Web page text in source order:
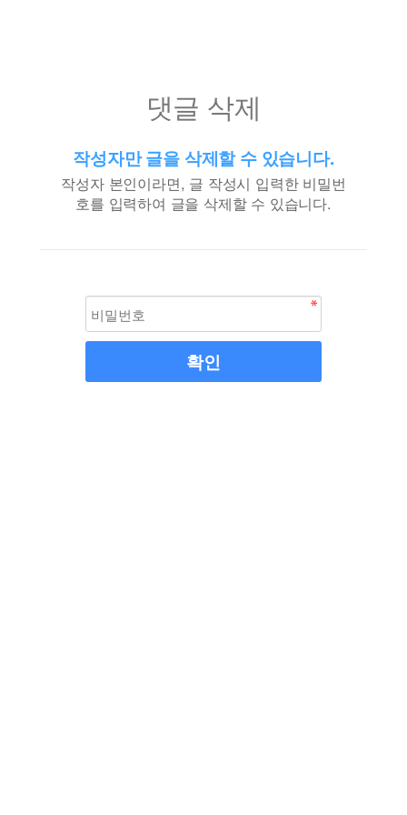
댓글 삭제
작성자만 글을 삭제할 수 있습니다.
작성자 본인이라면, 글 작성시 입력한 비밀번
호를 입력하여 글을 삭제할 수 있습니다.